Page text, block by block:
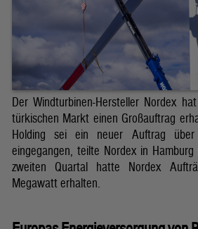
Der Windturbinen-Hersteller Nordex
türkischen Markt einen Großauftrag
Holding sei ein neuer Auftrag
eingegangen, teilte Nordex in
zweiten Quartal hatte Nordex
Megawatt erhalten.